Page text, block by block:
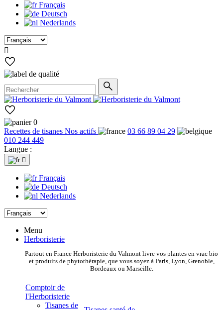
Français
Deutsch
Nederlands

0
Recettes de tisanes Nos actifs
03 66 89 04 29
010 244 449
Langue :

Français
Deutsch
Nederlands
Menu
Herboristerie
Partout en France Herboristerie du Valmont livre vos plantes en vrac bio
et produits de phytothérapie, que vous soyez à Paris, Lyon, Grenoble,
Bordeaux ou Marseille.
Comptoir de
l'Herboristerie
Tisanes de